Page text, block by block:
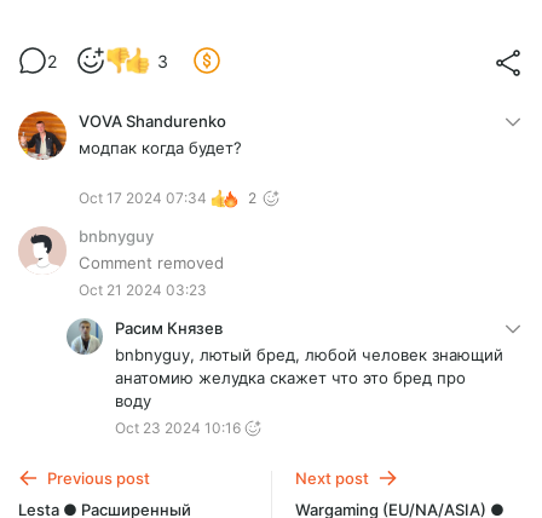
2 3
VOVA Shandurenko
модпак когда будет?
Oct 17 2024 07:34 2
bnbnyguy
Comment removed
Oct 21 2024 03:23
Расим Князев
bnbnyguy, лютый бред, любой человек знающий
анатомию желудка скажет что это бред про
воду
Oct 23 2024 10:16
Previous post
Lesta ● Расширенный
Next post
Wargaming (EU/NA/ASIA) ●